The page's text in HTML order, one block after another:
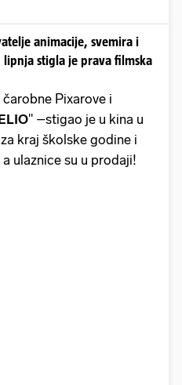
animacije, svemira i
stigla je prava filmska
Pixarove i
" –stigao je u kina u
kraj školske godine i
ulaznice su u prodaji!